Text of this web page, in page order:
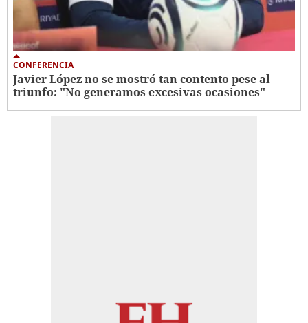
CONFERENCIA
Javier López no se mostró tan contento pese al
triunfo: "No generamos excesivas ocasiones"